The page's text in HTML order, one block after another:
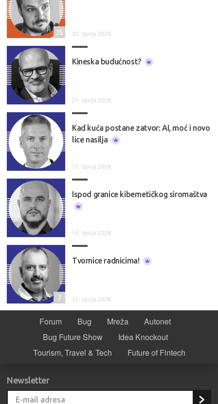
30. lipnja 2026.
25
Kineska budućnost?
21. lipnja 2026.
Kad kuća postane zatvor: AI, moć i novo
lice nasilja
17. lipnja 2026.
Ispod granice kibernetičkog siromaštva
16. lipnja 2026.
Tvornice radnicima!
11. lipnja 2026.
7
Forum Bug Mreža
Autonet
Bug Future Show
Idea Knockout
Tourism, Travel & Tech
Future of Fintech
Newsletter